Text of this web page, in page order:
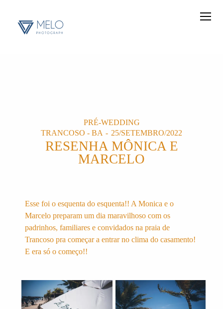
PRÉ-WEDDING
TRANCOSO - BA
25/SETEMBRO/2022
RESENHA MÔNICA E
MARCELO
Esse foi o esquenta do esquenta!! A Monica e o
Marcelo preparam um dia maravilhoso com os
padrinhos, familiares e convidados na praia de
Trancoso pra começar a entrar no clima do casamento!
E era só o começo!!